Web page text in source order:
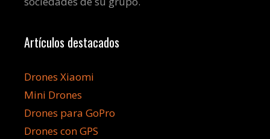
Artículos destacados
Drones Xiaomi
Mini Drones
Drones para GoPro
Drones con GPS